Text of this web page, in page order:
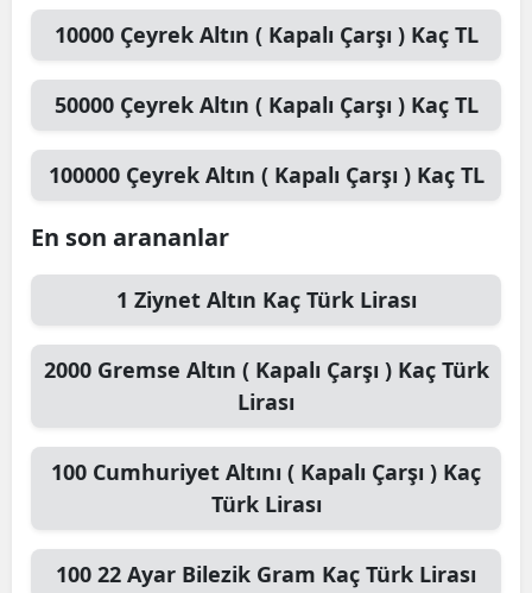
10000 Çeyrek Altın ( Kapalı Çarşı )Kaç TL
50000 Çeyrek Altın ( Kapalı Çarşı )Kaç TL
100000 Çeyrek Altın ( Kapalı Çarşı )Kaç TL
En son arananlar
1 Ziynet Altın Kaç Türk Lirası
2000 Gremse Altın ( Kapalı Çarşı )Kaç Türk
Lirası
100 Cumhuriyet Altını ( Kapalı Çarşı ) Kaç
Türk Lirası
100 22 Ayar Bilezik Gram Kaç Türk Lirası